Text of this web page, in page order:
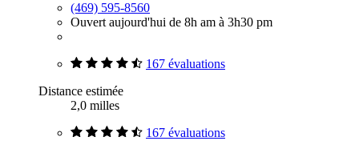
(469) 595-8560
Ouvert aujourd'hui de 8h am à 3h30 pm
167 évaluations
Distance estimée
2,0 milles
167 évaluations